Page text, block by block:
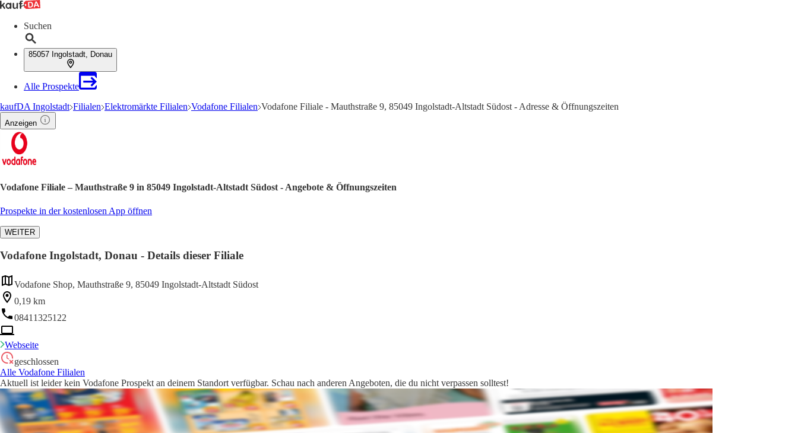
Suchen
85057 Ingolstadt, Donau
Alle Prospekte
kaufDA Ingolstadt Filialen Elektromärkte Filialen Vodafone Filialen Vodafone Filiale - Mauthstraße 9, 85049 Ingolstadt-Altstadt Südost - Adresse & Öffnungszeiten
Anzeigen
Vodafone Filiale – Mauthstraße 9 in 85049 Ingolstadt-Altstadt Südost - Angebote & Öffnungszeiten
Prospekte in der kostenlosen App öffnen
WEITER
Vodafone Ingolstadt, Donau - Details dieser Filiale
Vodafone Shop, Mauthstraße 9, 85049 Ingolstadt-Altstadt Südost
0,19 km
08411325122
Webseite
geschlossen
Alle Vodafone Filialen
Aktuell ist leider kein Vodafone Prospekt an deinem Standort verfügbar. Schau nach anderen Angeboten, die du nicht verpassen solltest!